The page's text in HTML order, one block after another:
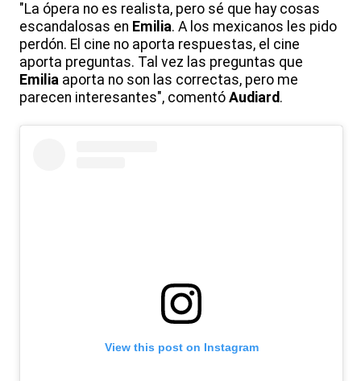
"La ópera no es realista, pero sé que hay cosas
escandalosas en Emilia. A los mexicanos les pido
perdón. El cine no aporta respuestas, el cine
aporta preguntas. Tal vez las preguntas que
Emilia aporta no son las correctas, pero me
parecen interesantes", comentó Audiard.
View this post on Instagram